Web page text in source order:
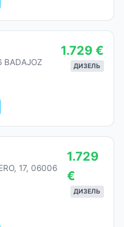
BADAJOZ
1.729 €
ДИЗЕЛЬ
17, 06006
1.729
€
ДИЗЕЛЬ